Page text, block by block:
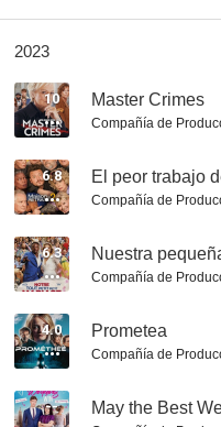
8.4
Última oportunidad
2023
10 Master Crimes
Compañía de
6.8 El peor trabajo
Compañía de
6.3 Nuestra
Compañía de
4.0 Prometea
Compañía de
-- May the Best